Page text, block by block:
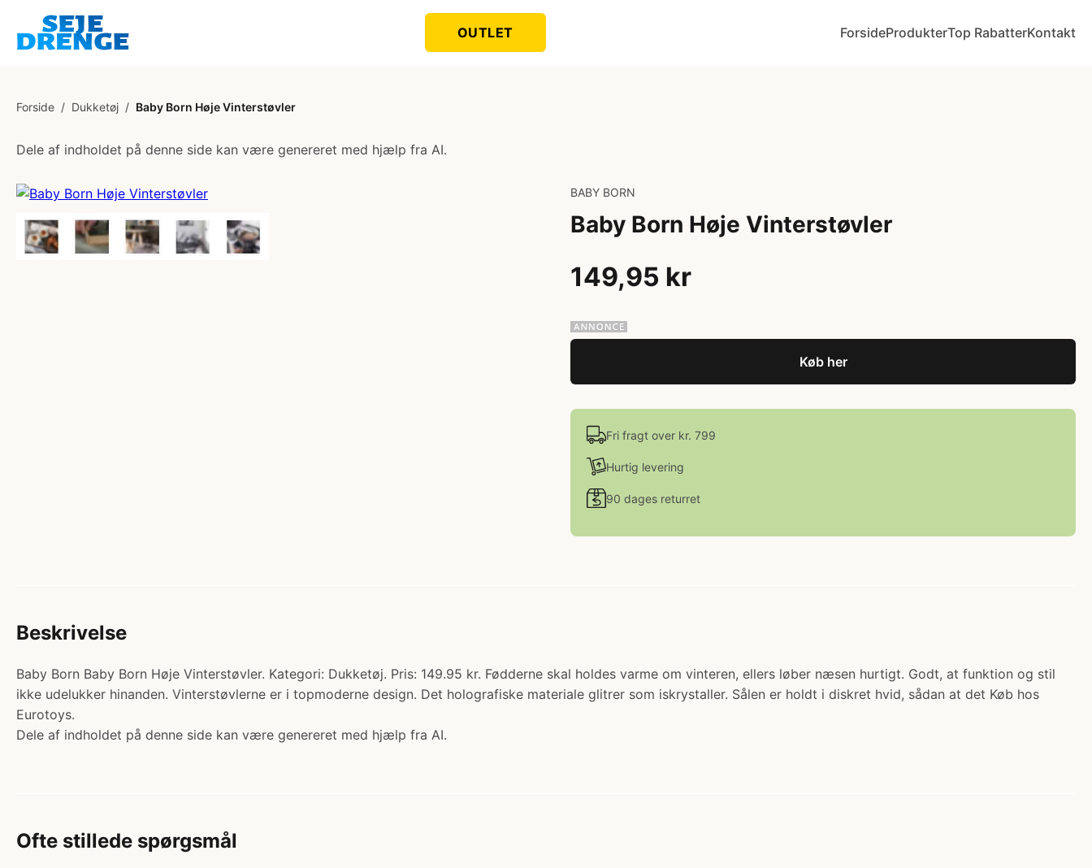
OUTLET ForsideProdukterTop RabatterKontakt
Forside / Dukketøj / Baby Born Høje Vinterstøvler
Dele af indholdet på denne side kan være genereret med hjælp fra AI.
BABY BORN
Baby Born Høje Vinterstøvler
149,95 kr
Køb her
Fri fragt over kr. 799
Hurtig levering
90 dages returret
Beskrivelse
Baby Born Baby Born Høje Vinterstøvler. Kategori: Dukketøj. Pris: 149.95 kr. Fødderne skal holdes varme om vinteren, ellers løber næsen hurtigt. Godt, at funktion og stil
ikke udelukker hinanden. Vinterstøvlerne er i topmoderne design. Det holografiske materiale glitrer som iskrystaller. Sålen er holdt i diskret hvid, sådan at det Køb hos
Eurotoys.
Dele af indholdet på denne side kan være genereret med hjælp fra AI.
Ofte stillede spørgsmål